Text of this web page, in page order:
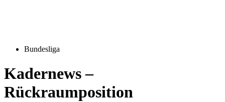
Bundesliga
Kadernews –
Rückraumposition